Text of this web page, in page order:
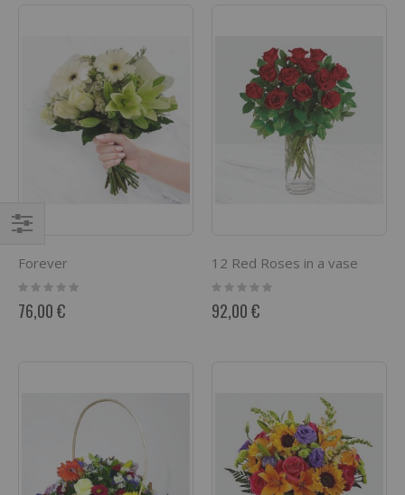
Forever
Rating:
0%
76,00 €
12 Red Roses in a vase
Rating:
0%
92,00 €
por